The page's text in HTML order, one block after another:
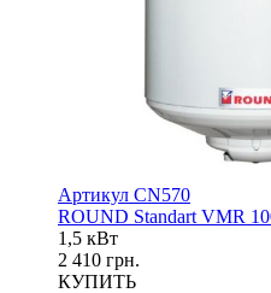
Артикул CN570
ROUND Standart VMR
1,5 кВт
2 410 грн.
КУПИТЬ